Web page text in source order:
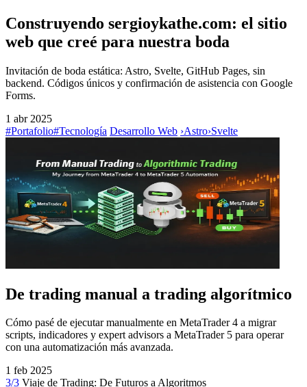
Construyendo sergioykathe.com: el sitio
web que creé para nuestra boda
Invitación de boda estática: Astro, Svelte, GitHub Pages, sin
backend. Códigos únicos y confirmación de asistencia con Google
Forms.
1 abr 2025
#Portafolio#Tecnología Desarrollo Web ›Astro›Svelte
De trading manual a trading algorítmico
Cómo pasé de ejecutar manualmente en MetaTrader 4 a migrar
scripts, indicadores y expert advisors a MetaTrader 5 para operar
con una automatización más avanzada.
1 feb 2025
3/3 Viaje de Trading: De Futuros a Algoritmos